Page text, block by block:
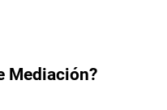
Mediación?